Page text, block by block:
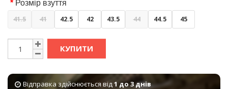
Розмір взуття
41.5
41 42.5 42 43.5 44 44.5 45
КУПИТИ
Відправка здійснюється від1 до 3 днів